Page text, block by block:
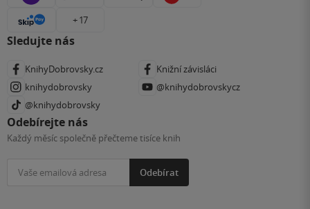
+ 17
Sledujte nás
KnihyDobrovsky.cz
Knižní závisláci
knihydobrovsky
@knihydobrovskycz
@knihydobrovsky
Odebírejte nás
Každý měsíc společně přečteme tisíce knih
Odebírat